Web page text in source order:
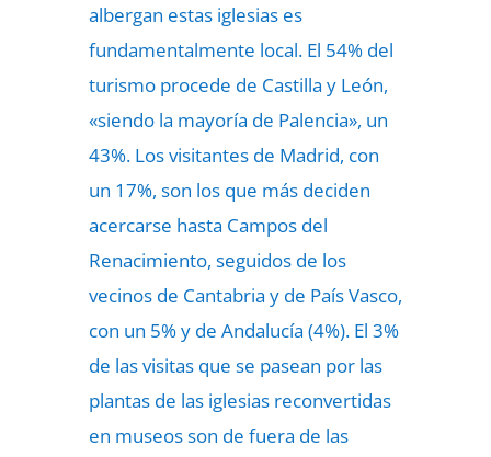
albergan estas iglesias es
fundamentalmente local. El 54% del
turismo procede de Castilla y León,
«siendo la mayoría de Palencia», un
43%. Los visitantes de Madrid, con
un 17%, son los que más deciden
acercarse hasta Campos del
Renacimiento, seguidos de los
vecinos de Cantabria y de País Vasco,
con un 5% y de Andalucía (4%). El 3%
de las visitas que se pasean por las
plantas de las iglesias reconvertidas
en museos son de fuera de las